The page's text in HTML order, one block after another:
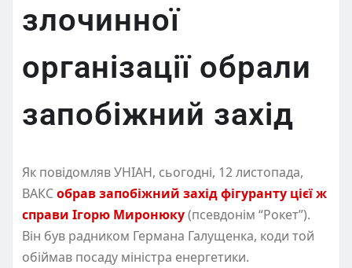
злочинної
організації обрали
запобіжний захід
Як повідомляв УНІАН, сьогодні, 12 листопада,
ВАКСобрав запобіжний захід фігуранту цієї ж
справи Ігорю Миронюку(псевдонім “Рокет”).
Він був радником Германа Галущенка, коди той
обіймав посаду міністра енергетики.